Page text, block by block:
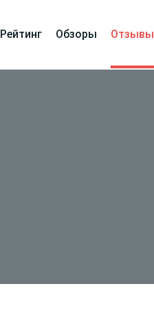
Рейтинг Обзоры Отзывы